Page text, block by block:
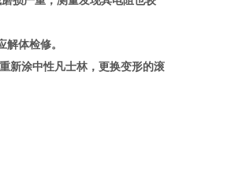
体检修。
新涂中性凡士林，更换变形的滚